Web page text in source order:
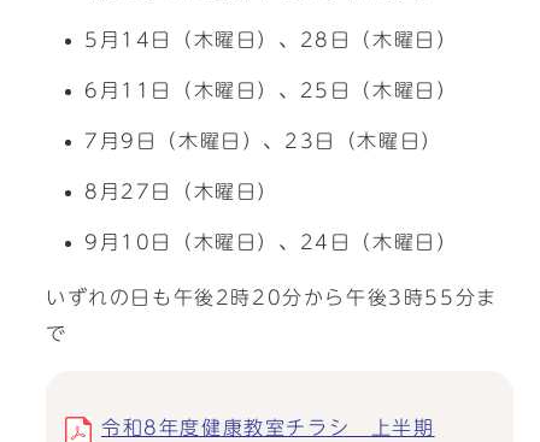
5月14日（木曜日）、28日（木曜日）
6月11日（木曜日）、25日（木曜日）
7月9日（木曜日）、23日（木曜日）
8月27日（木曜日）
9月10日（木曜日）、24日（木曜日）
いずれの日も午後2時20分から午後3時55分ま
で
令和8年度健康教室チラシ 上半期